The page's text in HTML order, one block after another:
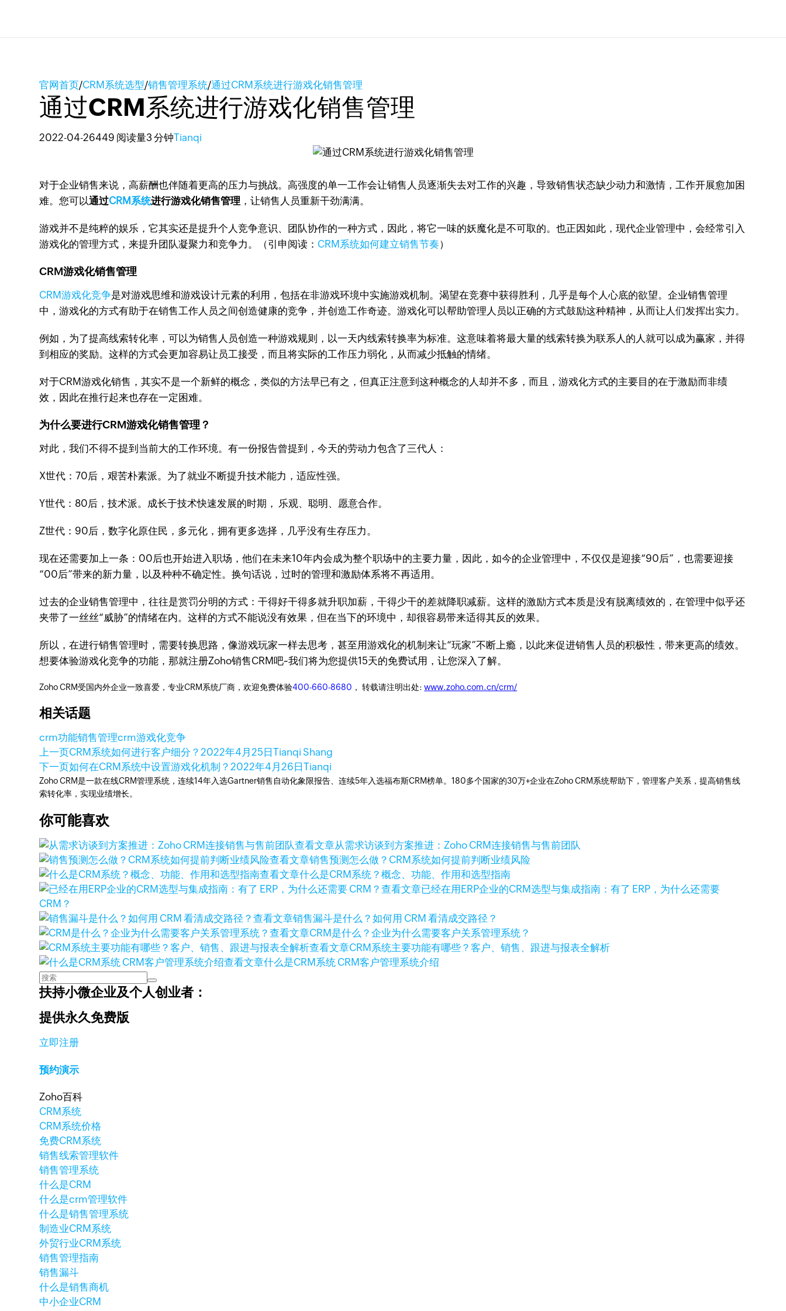
官网首页/CRM系统选型/销售管理系统/通过CRM系统进行游戏化销售管理
通过CRM系统进行游戏化销售管理
2022-04-26449 阅读量3 分钟Tianqi
对于企业销售来说，高薪酬也伴随着更高的压力与挑战。高强度的单一工作会让销售人员逐渐失去对工作的兴趣，导致销售状态缺少动力和激情，工作开展愈加困
难。您可以通过CRM系统进行游戏化销售管理 ，让销售人员重新干劲满满。
游戏并不是纯粹的娱乐，它其实还是提升个人竞争意识、团队协作的一种方式，因此，将它一味的妖魔化是不可取的。也正因如此，现代企业管理中，会经常引入
游戏化的管理方式，来提升团队凝聚力和竞争力。（引申阅读： CRM系统如何建立销售节奏）
CRM游戏化销售管理
CRM游戏化竞争是对游戏思维和游戏设计元素的利用，包括在非游戏环境中实施游戏机制。渴望在竞赛中获得胜利，几乎是每个人心底的欲望。企业销售管理
中，游戏化的方式有助于在销售工作人员之间创造健康的竞争，并创造工作奇迹。游戏化可以帮助管理人员以正确的方式鼓励这种精神，从而让人们发挥出实力。
例如，为了提高线索转化率，可以为销售人员创造一种游戏规则，以一天内线索转换率为标准。这意味着将最大量的线索转换为联系人的人就可以成为赢家，并得
到相应的奖励。这样的方式会更加容易让员工接受，而且将实际的工作压力弱化，从而减少抵触的情绪。
对于CRM游戏化销售，其实不是一个新鲜的概念，类似的方法早已有之，但真正注意到这种概念的人却并不多，而且，游戏化方式的主要目的在于激励而非绩
效，因此在推行起来也存在一定困难。
为什么要进行CRM游戏化销售管理？
对此，我们不得不提到当前大的工作环境。有一份报告曾提到，今天的劳动力包含了三代人：
X世代：70后，艰苦朴素派。为了就业不断提升技术能力，适应性强。
Y世代：80后，技术派。成长于技术快速发展的时期， 乐观、聪明、愿意合作。
Z世代：90后，数字化原住民，多元化，拥有更多选择，几乎没有生存压力。
现在还需要加上一条：00后也开始进入职场，他们在未来10年内会成为整个职场中的主要力量，因此，如今的企业管理中，不仅仅是迎接“90后”，也需要迎接
“00后”带来的新力量，以及种种不确定性。换句话说，过时的管理和激励体系将不再适用。
过去的企业销售管理中，往往是赏罚分明的方式：干得好干得多就升职加薪，干得少干的差就降职减薪。这样的激励方式本质是没有脱离绩效的，在管理中似乎还
夹带了一丝丝“威胁”的情绪在内。这样的方式不能说没有效果，但在当下的环境中，却很容易带来适得其反的效果。
所以，在进行销售管理时，需要转换思路，像游戏玩家一样去思考，甚至用游戏化的机制来让“玩家”不断上瘾，以此来促进销售人员的积极性，带来更高的绩效。
想要体验游戏化竞争的功能，那就注册Zoho销售CRM吧~我们将为您提供15天的免费试用，让您深入了解。
Zoho CRM受国内外企业一致喜爱，专业CRM系统厂商，欢迎免费体验400-660-8680 ， 转载请注明出处:www.zoho.com.cn/crm/
相关话题
crm功能销售管理crm游戏化竞争
上一页CRM系统如何进行客户细分？2022年4月25日Tianqi Shang
下一页如何在CRM系统中设置游戏化机制？2022年4月26日Tianqi
Zoho CRM是一款在线CRM管理系统，连续14年入选Gartner销售自动化象限报告、连续5年入选福布斯CRM榜单。180多个国家的30万+企业在Zoho CRM系统帮助下，管理客户关系，提高销售线
索转化率，实现业绩增长。
你可能喜欢
查看文章从需求访谈到方案推进：Zoho CRM连接销售与售前团队
查看文章销售预测怎么做？CRM系统如何提前判断业绩风险
查看文章什么是CRM系统？概念、功能、作用和选型指南
查看文章已经在用ERP企业的CRM选型与集成指南：有了 ERP，为什么还需要
CRM？
查看文章销售漏斗是什么？如何用 CRM 看清成交路径？
查看文章CRM是什么？企业为什么需要客户关系管理系统？
查看文章CRM系统主要功能有哪些？客户、销售、跟进与报表全解析
查看文章什么是CRM系统 CRM客户管理系统介绍
扶持小微企业及个人创业者：
提供永久免费版
立即注册
预约演示
Zoho百科
CRM系统
CRM系统价格
免费CRM系统
销售线索管理软件
销售管理系统
什么是CRM
什么是crm管理软件
什么是销售管理系统
制造业CRM系统
外贸行业CRM系统
销售管理指南
销售漏斗
什么是销售商机
中小企业CRM